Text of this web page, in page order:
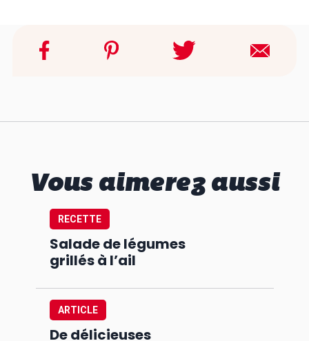
Vous aimerez aussi
RECETTE
Salade de légumes
grillés à l’ail
ARTICLE
De délicieuses